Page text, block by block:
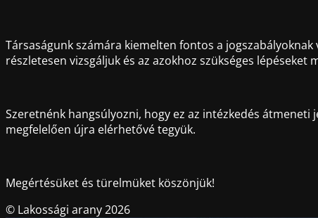
Társaságunk számára kiemelten fontos a
részletesen vizsgáljuk és az azokhoz szükséges lépéseket
Szeretnénk hangsúlyozni, hogy ez az intézkedés
megfelelően újra elérhetővé tegyük.
Megértésüket és türelmüket köszönjük!
© Lakossági arany 2026